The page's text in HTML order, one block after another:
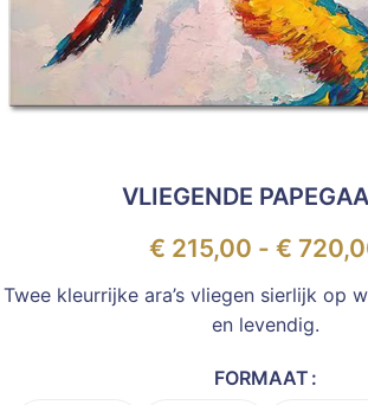
VLIEGENDE
€ 215,00 - €
Twee kleurrijke ara’s vliegen sierlijk op
en levendig.
FORMAAT